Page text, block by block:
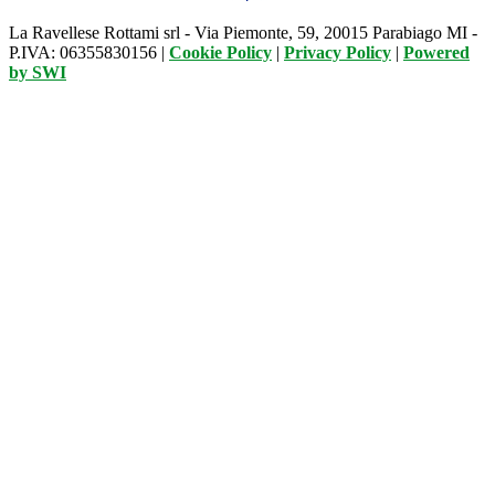
La Ravellese Rottami srl - Via Piemonte, 59, 20015 Parabiago MI -
P.IVA: 06355830156 | Cookie Policy | Privacy Policy | Powered
by SWI